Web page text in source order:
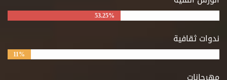
53.25%
ندوات ثقافية
11%